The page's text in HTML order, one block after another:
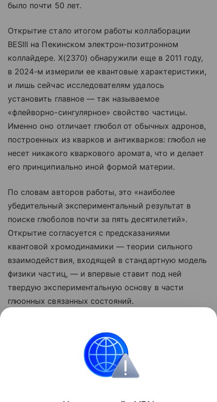
было почти 50 лет.
Открытие стало итогом работы коллаборации
BESIII на Пекинском электрон-позитронном
коллайдере. X(2370) обнаружили еще в 2011 году,
в 2024-м измерили ее квантовые характеристики,
и лишь сейчас исследователям удалось
установить главное — так называемое
«флейворно-сингулярное» свойство частицы.
Именно оно отличает глюбол от обычных адронов,
построенных из кварков и антикварков: глюбол не
несет никакого кварковогo аромата, что и делает
его принципиально иной формой материи.
По словам авторов работы, это «наиболее
убедительный экспериментальный результат в
поиске глюболов почти за пять десятилетий».
Открытие согласуется с предсказаниями
квантовой хромодинамики — теории сильного
взаимодействия, входящей в стандартную модель
физики частиц, — и впервые ставит под ней
твердую экспериментальную основу в части
глюонных связанных состояний.
получить картину поведения
внутри атомных ядер.